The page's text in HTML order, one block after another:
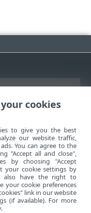
de ESET
cookies
to give you the best
our website traffic,
You can agree to the
"Accept all and close",
by choosing "Accept
your cookie settings by
also have the right to
your cookie preferences
link in our website
(if available). For more
.